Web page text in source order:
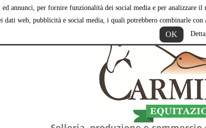
annunci, per fornire funzionalità dei social media e per
dati web, pubblicità e social media, i quali potrebbero combinarle
OK